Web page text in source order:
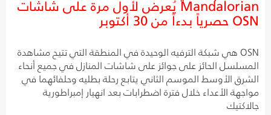
Mandalorian يُعرض لأول مرة على شاشات
OSN حصرياً بدءاً من 30 أكتوبر
OSN هي شبكة الترفيه الوحيدة في المنطقة التي تتيح مشاهدة
المسلسل الحائز على جوائز على شاشات المنازل في جميع أنحاء
الشرق الأوسط الموسم الثاني يتابع رحلة بطليه وحلفائهما في
مواجهة الأعداء خلال فترة اضطرابات بعد انهيار إمبراطورية
جالاكتيك